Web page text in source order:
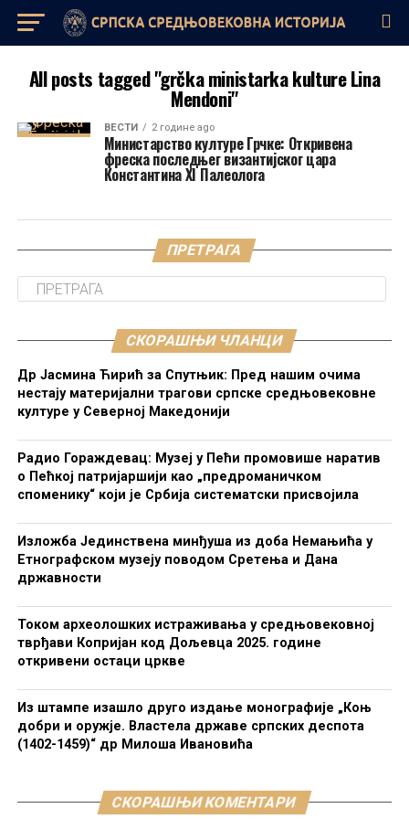
All posts tagged "grčka ministarka kulture Lina
Mendoni"
ВЕСТИ 2 године ago
Министарство културе Грчке: Откривена
фреска последњег византијског цара
Константина XI Палеолога
ПРЕТРАГА
СКОРАШЊИ ЧЛАНЦИ
Др Јасмина Ћирић за Спутњик: Пред нашим очима
нестају материјални трагови српске средњовековне
културе у Северној Македонији
Радио Гораждевац: Музеј у Пећи промовише наратив
о Пећкој патријаршији као „предроманичком
споменику“ који је Србија систематски присвојила
Изложба Јединствена минђуша из доба Немањића у
Етнографском музеју поводом Сретења и Дана
државности
Током археолошких истраживања у средњовековној
тврђави Копријан код Дољевца 2025. године
откривени остаци цркве
Из штампе изашло друго издање монографије „Коњ
добри и оружје. Властела државе српских деспота
(1402-1459)“ др Милоша Ивановића
СКОРАШЊИ КОМЕНТАРИ